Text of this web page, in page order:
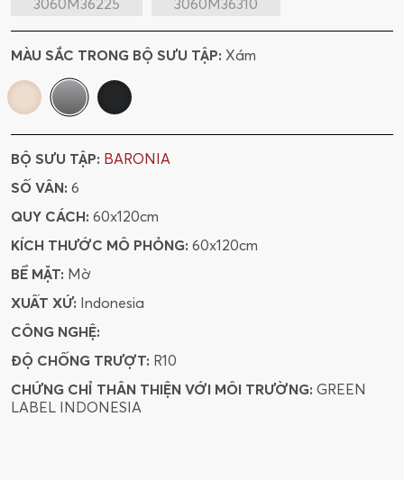
3060M36225 3060M36310
60M66310 612M1261112
612M1261140
MÀU SẮC TRONG BỘ SƯU TẬP: Xám
BỘ SƯU TẬP: BARONIA
SỐ VÂN: 6
QUY CÁCH: 60x120cm
KÍCH THƯỚC MÔ PHỎNG: 60x120cm
BỀ MẶT: Mờ
XUẤT XỨ: Indonesia
CÔNG NGHỆ:
ĐỘ CHỐNG TRƯỢT: R10
CHỨNG CHỈ THÂN THIỆN VỚI MÔI TRƯỜNG: GREEN
LABEL INDONESIA